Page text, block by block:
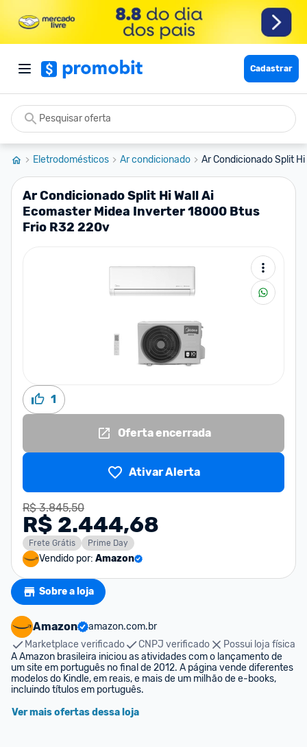
Cadastrar
Eletrodomésticos Ar condicionado Ar Condicionado Split
Ar Condicionado Split Hi Wall Ai
Ecomaster Midea Inverter 18000 Btus
Frio R32 220v
1
Oferta encerrada
Ativar Alerta
R$ 3.845,50
R$ 2.444,68
Frete Grátis Prime Day
Vendido por: Amazon
Sobre a loja
Amazon
amazon.com.br
Marketplace verificado
CNPJ verificado
Possui loja física
A Amazon brasileira iniciou as atividades com o lançamento de
um site em português no final de 2012. A página vende diferentes
modelos do Kindle, em reais, e mais de um milhão de e-books,
incluindo títulos em português.
Ver mais ofertas dessa loja